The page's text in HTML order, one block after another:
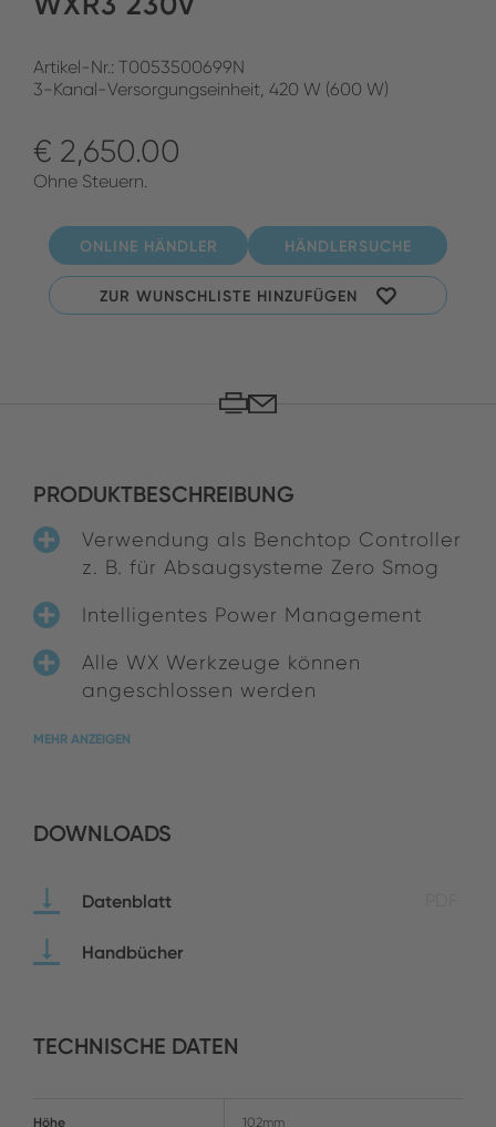
Artikel-Nr.: T0053500699N
3-Kanal-Versorgungseinheit, 420 W (600 W)
€ 2,650.00
Ohne Steuern.
ONLINE HÄNDLER HÄNDLERSUCHE
ZUR WUNSCHLISTE HINZUFÜGEN
PRODUKTBESCHREIBUNG
Verwendung als Benchtop Controller
z. B. für Absaugsysteme Zero Smog
Intelligentes Power Management
Alle WX Werkzeuge können
angeschlossen werden
MEHR ANZEIGEN
DOWNLOADS
Datenblatt
Handbücher
TECHNISCHE DATEN
Höhe 102mm